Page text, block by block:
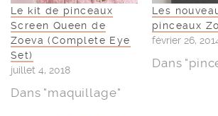
Le kit de pinceaux
Screen Queen de
Zoeva (Complete Eye
Set)
juillet 4, 2018
Dans "maquillage"
Les
pinceaux
février 26,
Dans